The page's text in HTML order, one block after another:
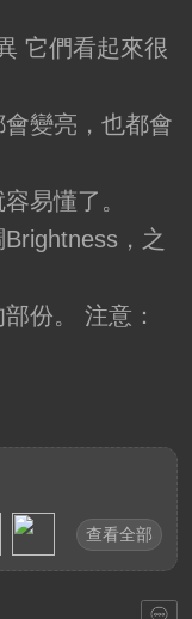
它們看起來很
變亮，也都會
易懂了。
，之
份。 注意：
查看全部